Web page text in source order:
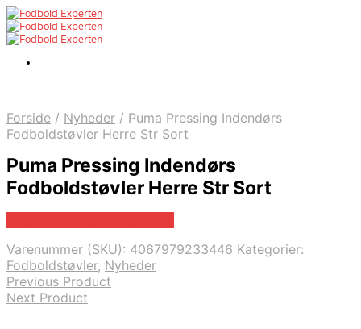
Forside / Nyheder / Puma Pressing Indendørs
Fodboldstøvler Herre Str Sort
Puma Pressing Indendørs
Fodboldstøvler Herre Str Sort
Varenummer (SKU): 4067979233446 Kategorier:
Fodboldstøvler, Nyheder
Previous Product
Next Product